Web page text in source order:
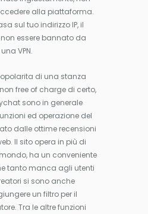
alla piattaforma.
sul tuo indirizzo IP, il
essere bannato da
VPN.
di una stanza
free of charge di certo,
sono in generale
ed operazione del
dalle ottime recensioni
Il sito opera in più di
ha un conveniente
tanto manca agli utenti
si sono anche
un filtro per il
Tra le altre funzioni